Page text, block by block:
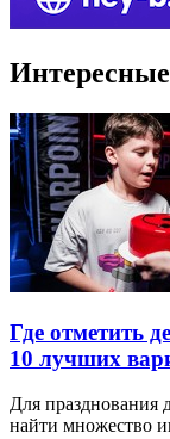
Интересные
Где отметить
10 лучших
Для празднования
найти множество